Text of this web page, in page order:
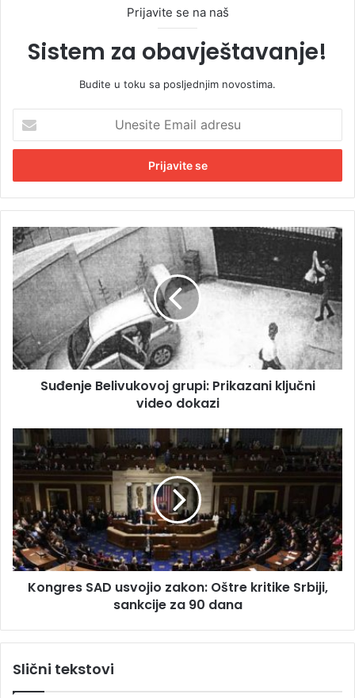
Prijavite se na naš
Sistem za obavještavanje!
Budite u toku sa posljednjim novostima.
e
i
t
E
m
a
i
l
a
d
r
e
S
u
đ
e
n
j
e
B
e
o
v
j
g
r
u
P
i
Suđenje Belivukovoj grupi: Prikazani ključni
video dokazi
o
g
e
s
S
A
j
Kongres SAD usvojio zakon: Oštre kritike Srbiji,
sankcije za 90 dana
Slični tekstovi